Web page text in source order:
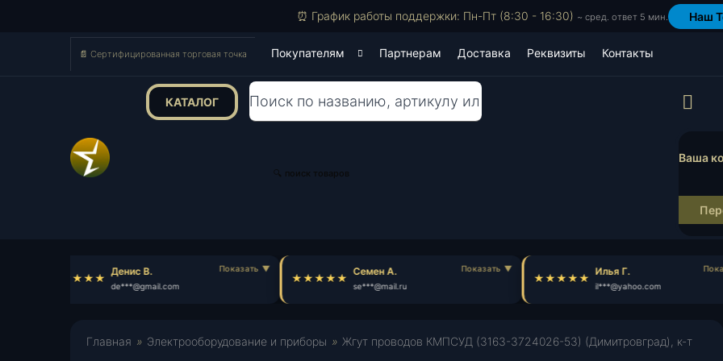
⏰ График работы поддержки: Пн-Пт (8:30 - 16:30) ~ сред. ответ 5 мин. Наш
📄 Сертифицированная торговая точка Покупателям Партнерам Доставка Реквизиты Контакты
КАТАЛОГ Поиск
🔍 поиск товаров
Ваша
Денис В.
de***@gmail.com
Семен А.
se***@mail.ru
Илья Г.
il***@yahoo.com
Главная » Электрооборудование и приборы » Жгут проводов КМПСУД (3163-3724026-53) (Димитровград), к-т